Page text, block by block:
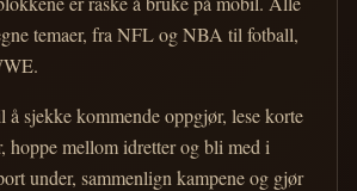
temaer, fra NFL og NBA til fotball,
å sjekke kommende oppgjør, lese korte
hoppe mellom idretter og bli med i
under, sammenlign kampene og gjør